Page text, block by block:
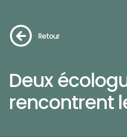
Retour
Deux
rencontrent